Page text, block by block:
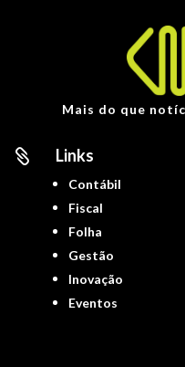
Mais do que
 Links
Contábil
Fiscal
Folha
Gestão
Inovação
Eventos